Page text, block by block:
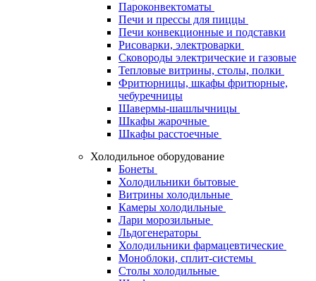
Пароконвектоматы
Печи и прессы для пиццы
Печи конвекционные и подставки
Рисоварки, электроварки
Сковороды электрические и газовые
Тепловые витрины, столы, полки
Фритюрницы, шкафы фритюрные,
чебуречницы
Шавермы-шашлычницы
Шкафы жарочные
Шкафы расстоечные
Холодильное оборудование
Бонеты
Холодильники бытовые
Витрины холодильные
Камеры холодильные
Лари морозильные
Льдогенераторы
Холодильники фармацевтические
Моноблоки, сплит-системы
Столы холодильные